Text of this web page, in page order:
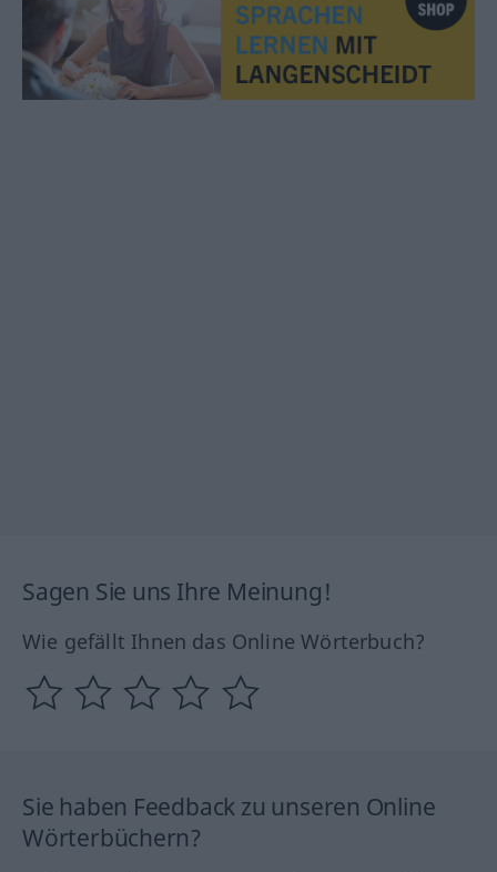
Sagen Sie uns Ihre Meinung!
Wie gefällt Ihnen das Online Wörterbuch?
Sie haben Feedback zu unseren Online
Wörterbüchern?